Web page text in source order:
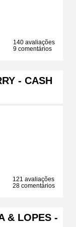
140 avaliações
9 comentários
- CASH
121 avaliações
28 comentários
& LOPES -